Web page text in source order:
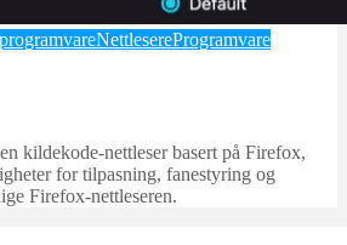
NettlesereProgramvare
kildekode-nettleser basert på Firefox,
for tilpasning, fanestyring og
Firefox-nettleseren.